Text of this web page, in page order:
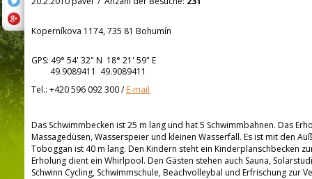
Koperníkova 1174, 735 81 Bohumín
GPS: 49° 54' 32" N 18° 21' 59" E
49.9089411 49.9089411
Tel.: +420 596 092 300/E-mail
Das Schwimmbecken ist 25 m lang und hat 5 Schwimmbahnen. Das
Massagedüsen, Wasserspeier und kleinen Wasserfall. Es ist mit den
Toboggan ist 40 m lang. Den Kindern steht ein Kinderplanschbecken
Erholung dient ein Whirlpool. Den Gästen stehen auch Sauna,
Schwinn Cycling, Schwimmschule, Beachvolleybal und Erfrischung zur